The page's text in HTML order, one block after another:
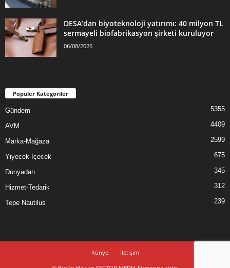
DESA’dan biyoteknoloji yatırımı: 40 milyon TL
sermayeli biofabrikasyon şirketi kuruluyor
06/08/2026
Popüler Kategoriler
Gündem 5355
AVM 4409
Marka-Mağaza 2599
Yiyecek-İçecek 675
Dünyadan 345
Hizmet-Tedarik 312
Tepe Nautilus 239
Künye
İletişim